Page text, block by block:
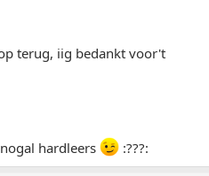
terug, iig bedankt voor't
hardleers :???: